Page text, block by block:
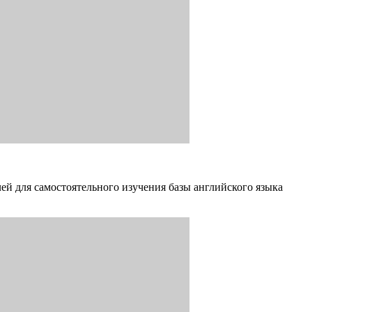
для самостоятельного изучения базы английского языка